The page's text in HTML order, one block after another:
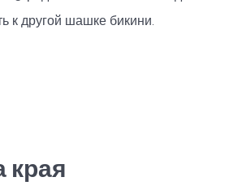
к другой шашке бикини.
края